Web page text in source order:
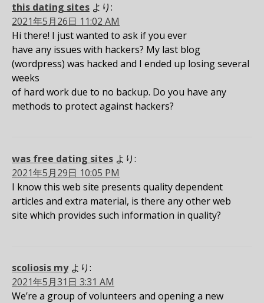
this dating sites より:
2021年5月26日 11:02 AM
Hi there! I just wanted to ask if you ever
have any issues with hackers? My last blog
(wordpress) was hacked and I ended up losing several
weeks
of hard work due to no backup. Do you have any
methods to protect against hackers?
was free dating sites より:
2021年5月29日 10:05 PM
I know this web site presents quality dependent
articles and extra material, is there any other web
site which provides such information in quality?
scoliosis my より:
2021年5月31日 3:31 AM
We’re a group of volunteers and opening a new